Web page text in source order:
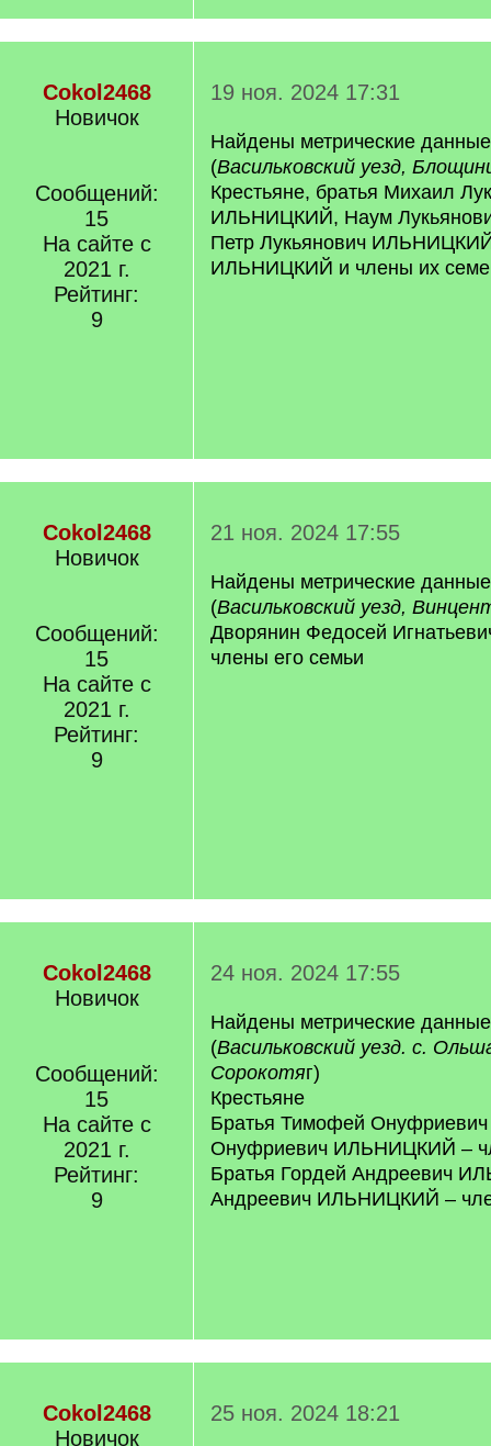
Cokol2468
Новичок
Сообщений:
15
На сайте с
2021 г.
Рейтинг:
9
19 ноя. 2024 17:31
Найдены метрические
(Васильковский уезд,
Крестьяне, братья Михаил
ИЛЬНИЦКИЙ, Наум
Петр Лукьянович
ИЛЬНИЦКИЙ и члены их
Cokol2468
Новичок
Сообщений:
15
На сайте с
2021 г.
Рейтинг:
9
21 ноя. 2024 17:55
Найдены метрические
(Васильковский уезд,
Дворянин Федосей
члены его семьи
Cokol2468
Новичок
Сообщений:
15
На сайте с
2021 г.
Рейтинг:
9
24 ноя. 2024 17:55
Найдены метрические
(Васильковский уезд. с.
Сорокотяг)
Крестьяне
Братья Тимофей
Онуфриевич ИЛЬНИЦКИЙ –
Братья Гордей Андреевич
Андреевич ИЛЬНИЦКИЙ –
Cokol2468
Новичок
25 ноя. 2024 18:21